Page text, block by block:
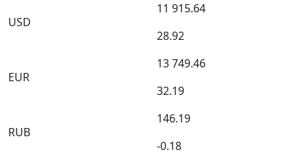
USD
11 915.64
28.92
EUR
13 749.46
32.19
RUB
146.19
-0.18